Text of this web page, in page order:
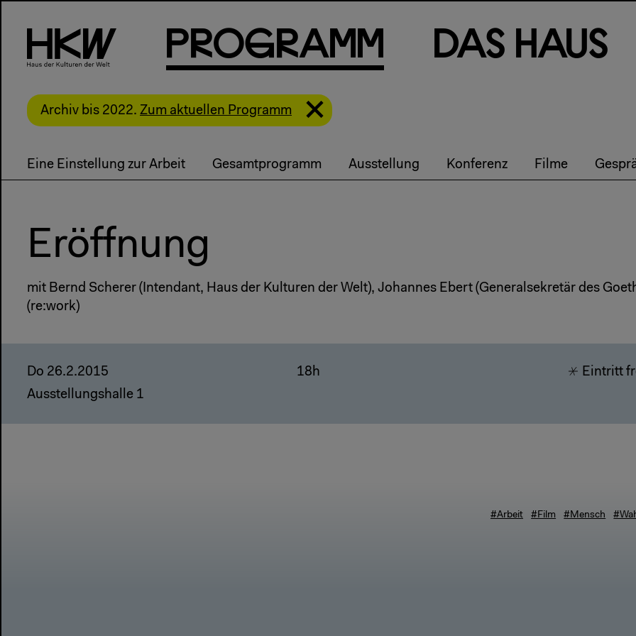
PRog Ram m Das Haus
Archiv bis 2022. Zum aktuellen Programm
Eine Einstellung zur Arbeit Gesamtprogramm Ausstellung Konferenz Filme
Eröffnung
mit Bernd Scherer (Intendant, Haus der Kulturen der Welt), Johannes Ebert (Generalsekretär des
(re:work)
Do 26.2.2015
Ausstellungshalle 1
18h Eintritt
#Arbeit #Film #Mensch